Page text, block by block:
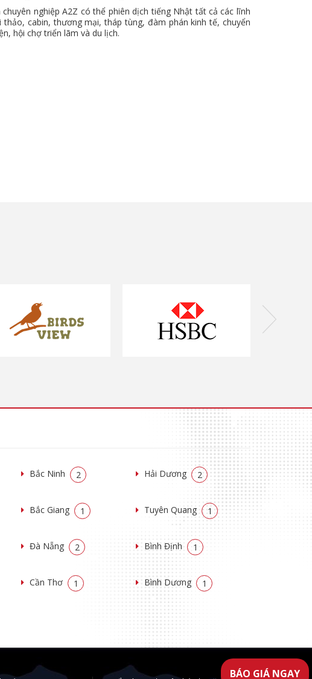
nghiệp A2Z có thể phiên dịch tiếng Nhật tất cả các lĩnh
thảo, cabin, thương mại, tháp tùng, đàm phán kinh tế, chuyển
hội chợ triển lãm và du lịch.
Bắc Ninh 2 Hải Dương 2
Bắc Giang 1 Tuyên Quang 1
Đà Nẵng 2 Bình Định 1
Cần Thơ 1 Bình Dương 1
BÁO GIÁ NGAY